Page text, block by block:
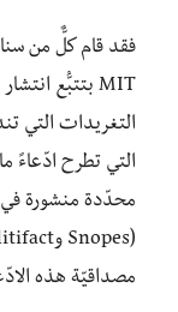
التغريدات التي
التي تطرح ادّعاءً
مصداقيّة هذه